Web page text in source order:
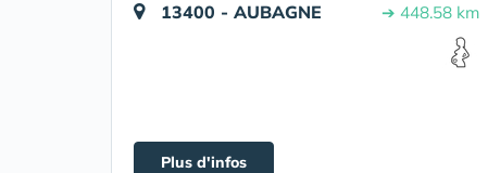
13400 - AUBAGNE ➔ 448.58 km
Plus d'infos